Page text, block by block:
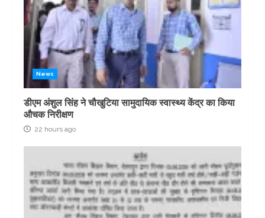
News
डीएम अंशुल सिंह ने चौखुटिया सामुदायिक स्वास्थ्य केंद्र का किया
औचक निरीक्षण
22 hours ago